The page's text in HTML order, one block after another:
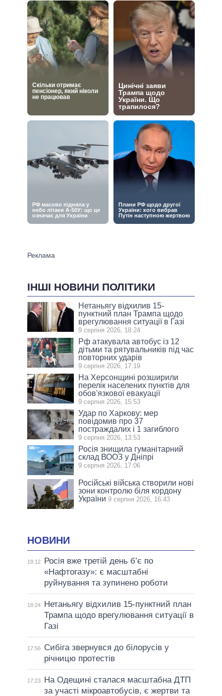
ІНШІ НОВИНИ ПОЛІТИКИ
Нетаньягу відхилив 15-
пунктний план Трампа щодо
врегулювання ситуації в Газі
9 серпня 2026, 18:24
Рф атакувала автобус із 12
дітьми та рятувальників під час
повторних ударів
9 серпня 2026, 17:19
На Херсонщині розширили
перелік населених пунктів для
обов'язкової евакуації
9 серпня 2026, 15:53
Удар по Харкову: мер
повідомив про 37
постраждалих і 1 загиблого
9 серпня 2026, 13:53
Росія знищила гуманітарний
склад ВООЗ у Дніпрі
9 серпня 2026, 17:06
Російські війська створили нові
зони контролю біля кордону
України 9 серпня 2026, 16:43
НОВИНИ
19:12
Росія вже третій день б’є по
«Нафтогазу»: є масштабні
руйнування та зупинено роботи
18:24
Нетаньягу відхилив 15-пунктний план
Трампа щодо врегулювання ситуації в
Газі
17:56
Сибіга звернувся до білорусів у
річницю протестів
17:23
На Одещині сталася масштабна ДТП
за участі мікроавтобусів, є жертви та